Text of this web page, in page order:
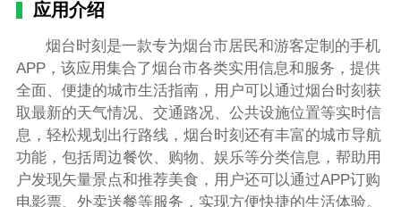
应用介绍
烟台时刻是一款专为烟台市居民和游客定制的手机
APP，该应用集合了烟台市各类实用信息和服务，提供
全面、便捷的城市生活指南，用户可以通过烟台时刻获
取最新的天气情况、交通路况、公共设施位置等实时信
息，轻松规划出行路线，烟台时刻还有丰富的城市导航
功能，包括周边餐饮、购物、娱乐等分类信息，帮助用
户发现矢量景点和推荐美食，用户还可以通过APP订购
电影票、外卖送餐等服务，实现方便快捷的生活体验。